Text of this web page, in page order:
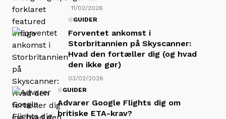
11/02/2026
GUIDER
Forventet ankomst i
Storbritannien på Skyscanner:
Hvad den fortæller dig (og hvad
den ikke gør)
03/02/2026
GUIDER
Advarer Google Flights dig om
britiske ETA-krav?